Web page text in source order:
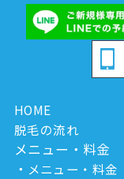
HOME
脱毛の流れ
メニュー・料金
メニュー・料金